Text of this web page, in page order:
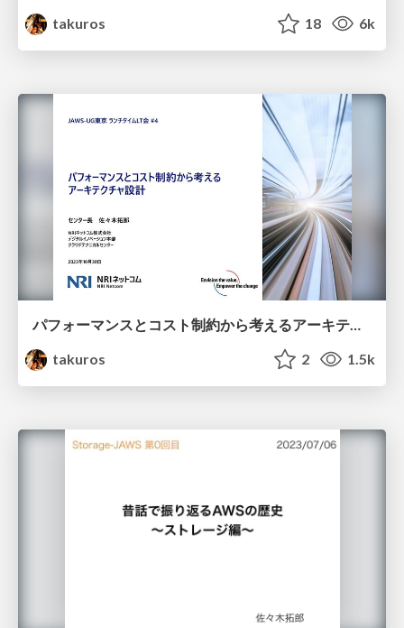
takuros
18 6k
パフォーマンスとコスト制約から考えるアーキテクチャ設計（JAWSUG東京ランチLT会#4）
takuros
2 1.5k